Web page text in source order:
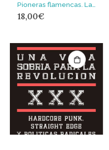
Pioneras flamencas. Las primeras mujeres del flamenco según los relatos y recuerdos de la época
18,00€